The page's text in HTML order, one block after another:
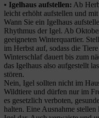
• Igelhaus aufstellen: Ab
leicht erhöht aufstellen und
Wann Sie ein Igelhaus
Rhythmus der Igel. Ab
geeigneten Winterquartier.
im Herbst auf, sodass die
Winterschlaf dauert bis zum
das Igelhaus also aufgestellt
stören.
Nein, Igel sollten nicht im
Wildtiere und dürfen nur im
es gesetzlich verboten,
halten. Eine Ausnahme